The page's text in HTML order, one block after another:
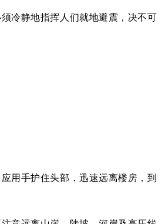
冷静地指挥人们就地避震，决不可
用手护住头部，迅速远离楼房，到